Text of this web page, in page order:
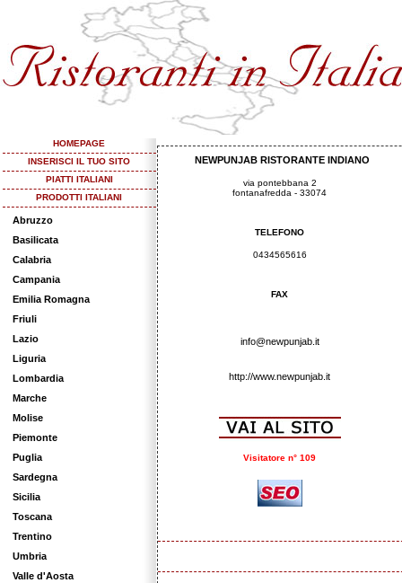
HOMEPAGE
INSERISCI IL TUO SITO
PIATTI ITALIANI
PRODOTTI ITALIANI
Abruzzo
Basilicata
Calabria
Campania
Emilia Romagna
Friuli
Lazio
Liguria
Lombardia
Marche
Molise
Piemonte
Puglia
Sardegna
Sicilia
Toscana
Trentino
Umbria
Valle d'Aosta
NEWPUNJAB RISTORANTE INDIANO
via pontebbana 2
fontanafredda - 33074
TELEFONO
0434565616
FAX
info@newpunjab.it
http://www.newpunjab.it
Visitatore n° 109